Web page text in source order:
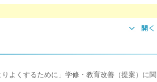
よくするために」学修・教育改善（提案）に関